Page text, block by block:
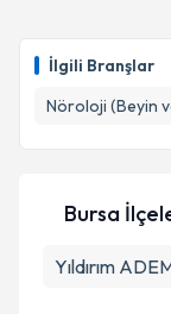
İlgili Branşlar
Nöroloji (Beyin
takvim
Metni
Bursa
Yıldırım